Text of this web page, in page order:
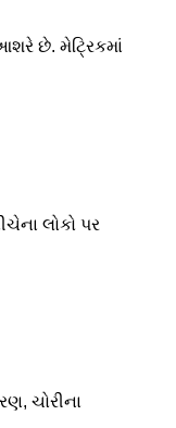
છે. મેટ્રિકમાં
લોકો પર
ચોરીના